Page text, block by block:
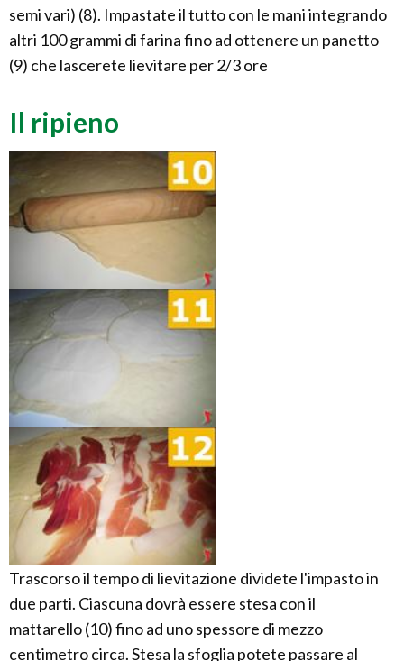
semi vari) (8). Impastate il tutto con le mani integrando
altri 100 grammi di farina fino ad ottenere un panetto
(9) che lascerete lievitare per 2/3 ore
Il ripieno
Trascorso il tempo di lievitazione dividete l'impasto in
due parti. Ciascuna dovrà essere stesa con il
mattarello (10) fino ad uno spessore di mezzo
centimetro circa. Stesa la sfoglia potete passare al